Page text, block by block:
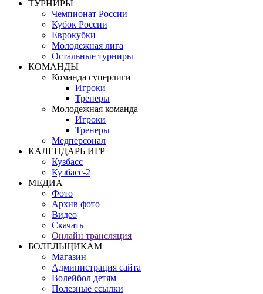
ТУРНИРЫ
Чемпионат России
Кубок России
Еврокубки
Молодежная лига
Остальные турниры
КОМАНДЫ
Команда суперлиги
Игроки
Тренеры
Молодежная команда
Игроки
Тренеры
Медперсонал
КАЛЕНДАРЬ ИГР
Кузбасс
Кузбасс-2
МЕДИА
Фото
Архив фото
Видео
Скачать
Онлайн трансляция
БОЛЕЛЬЩИКАМ
Магазин
Администрация сайта
Волейбол детям
Полезные ссылки